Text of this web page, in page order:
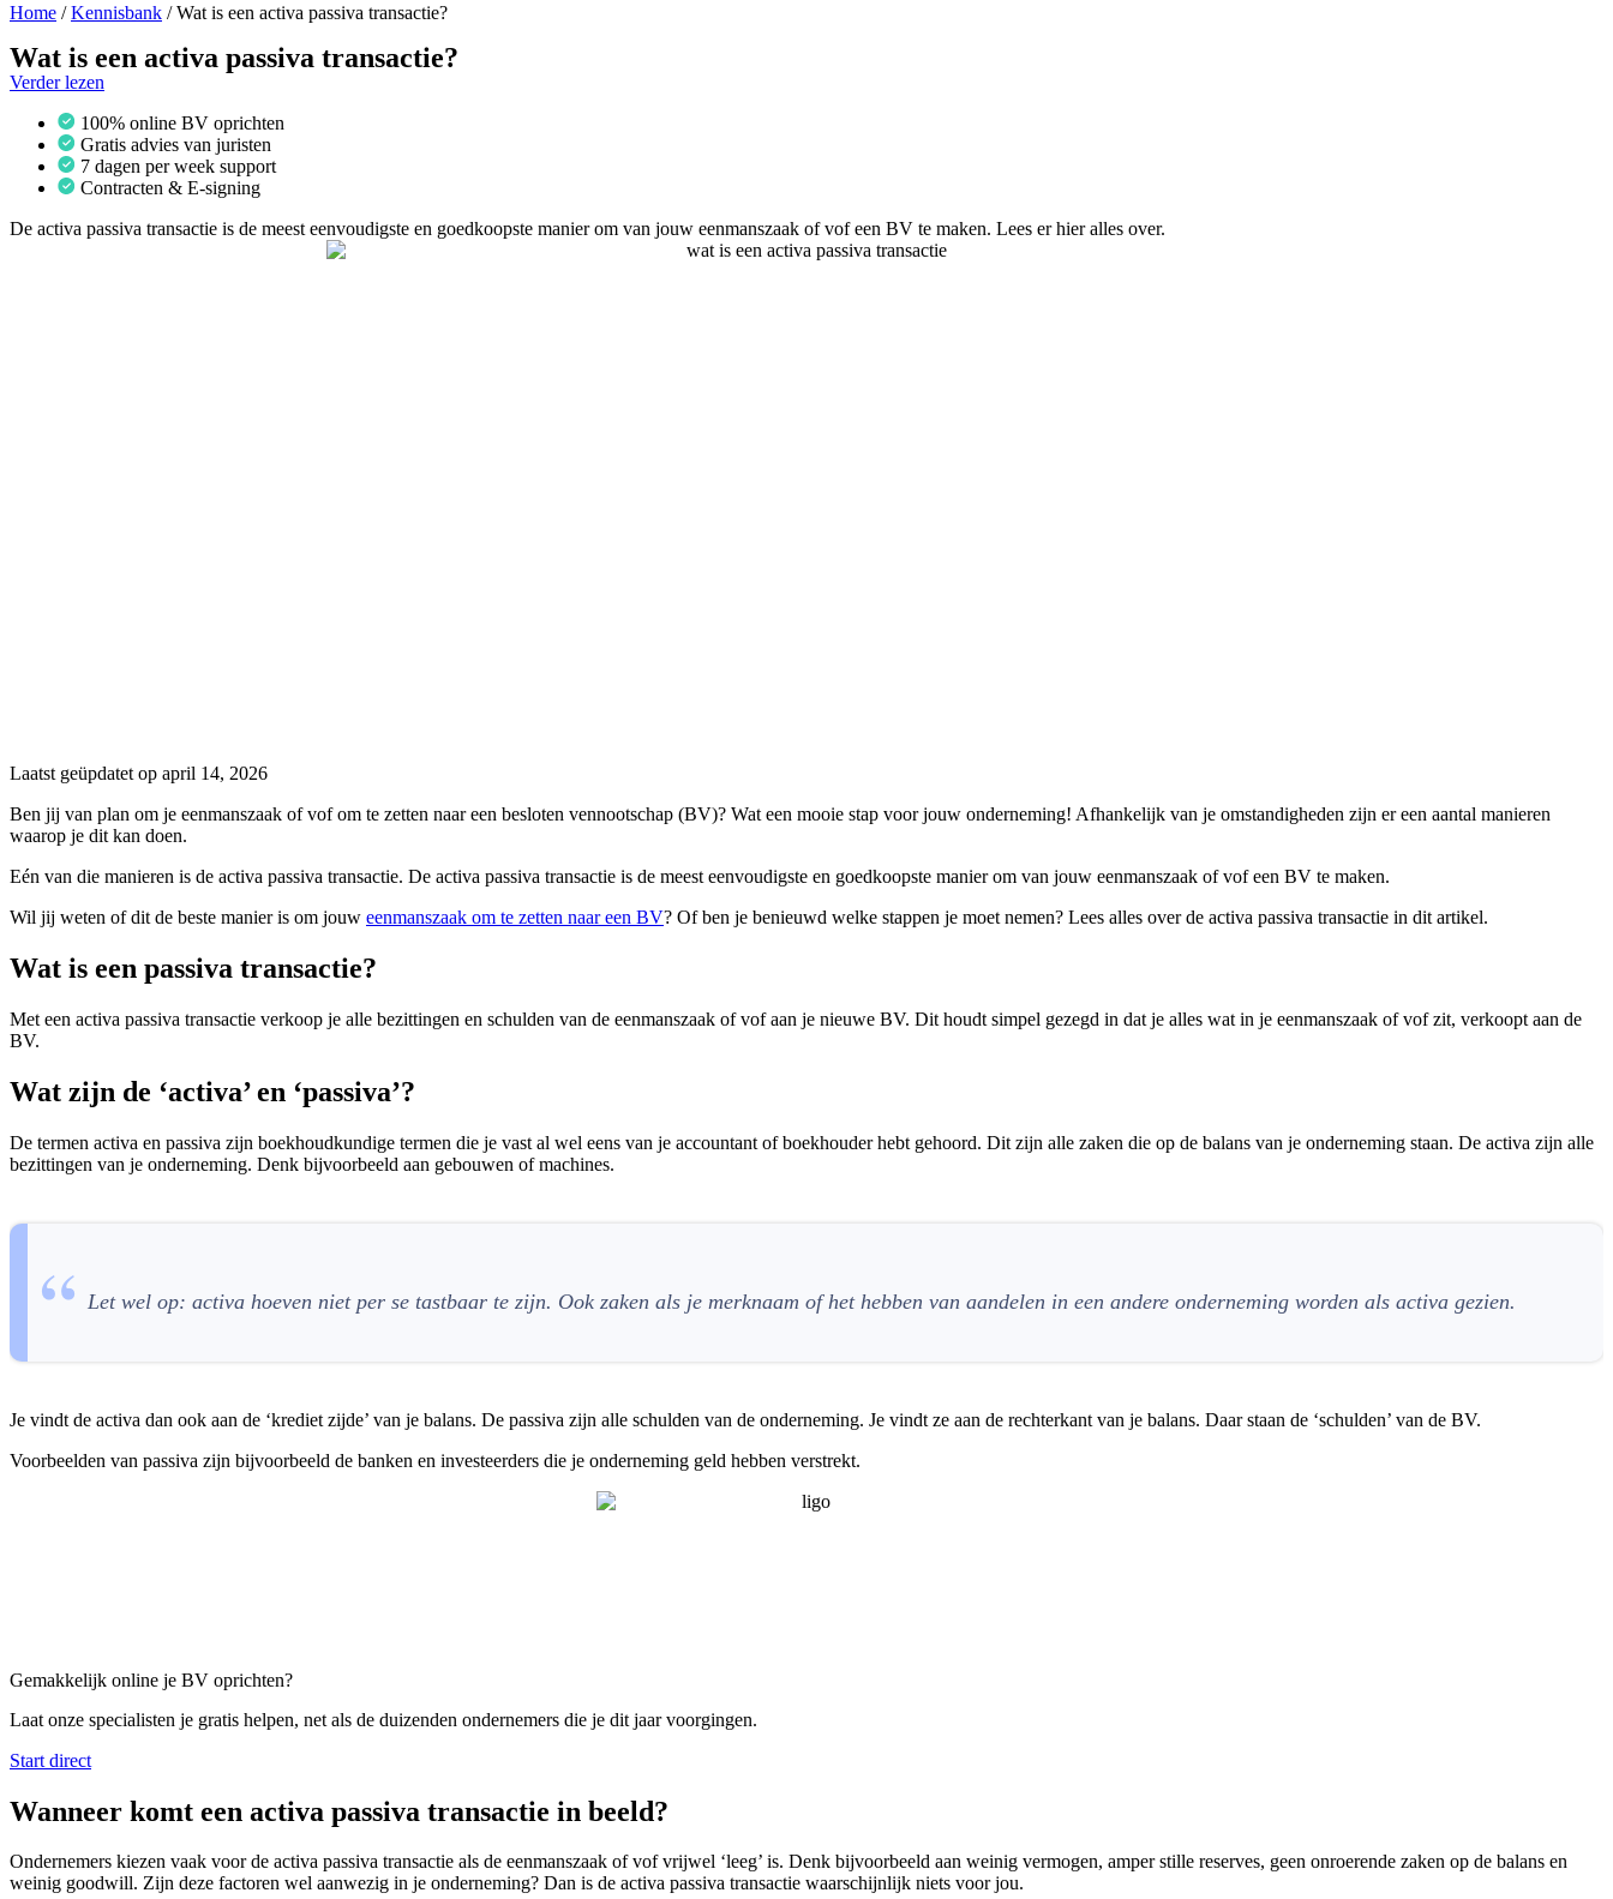
Home /Kennisbank /Wat is een activa passiva transactie?
Wat is een activa passiva transactie?
Verder lezen
100% online BV oprichten
Gratis advies van juristen
7 dagen per week support
Contracten & E-signing
De activa passiva transactie is de meest eenvoudigste en goedkoopste manier om van jouw eenmanszaak of vof een BV te maken. Lees er hier alles over.
Laatst geüpdatet op april 14, 2026
Ben jij van plan om je eenmanszaak of vof om te zetten naar een besloten vennootschap (BV)? Wat een mooie stap voor jouw onderneming! Afhankelijk van je omstandigheden zijn er een aantal manieren
waarop je dit kan doen.
Eén van die manieren is de activa passiva transactie. De activa passiva transactie is de meest eenvoudigste en goedkoopste manier om van jouw eenmanszaak of vof een BV te maken.
Wil jij weten of dit de beste manier is om jouw eenmanszaak om te zetten naar een BV? Of ben je benieuwd welke stappen je moet nemen? Lees alles over de activa passiva transactie in dit artikel.
Wat is een passiva transactie?
Met een activa passiva transactie verkoop je alle bezittingen en schulden van de eenmanszaak of vof aan je nieuwe BV. Dit houdt simpel gezegd in dat je alles wat in je eenmanszaak of vof zit, verkoopt aan de
BV.
Wat zijn de ‘activa’ en ‘passiva’?
De termen activa en passiva zijn boekhoudkundige termen die je vast al wel eens van je accountant of boekhouder hebt gehoord. Dit zijn alle zaken die op de balans van je onderneming staan. De activa zijn alle
bezittingen van je onderneming. Denk bijvoorbeeld aan gebouwen of machines.
Let wel op: activa hoeven niet per se tastbaar te zijn. Ook zaken als je merknaam of het hebben van aandelen in een andere onderneming worden als activa gezien.
Je vindt de activa dan ook aan de ‘krediet zijde’ van je balans. De passiva zijn alle schulden van de onderneming. Je vindt ze aan de rechterkant van je balans. Daar staan de ‘schulden’ van de BV.
Voorbeelden van passiva zijn bijvoorbeeld de banken en investeerders die je onderneming geld hebben verstrekt.
Gemakkelijk online je BV oprichten?
Laat onze specialisten je gratis helpen, net als de duizenden ondernemers die je dit jaar voorgingen.
Start direct
Wanneer komt een activa passiva transactie in beeld?
Ondernemers kiezen vaak voor de activa passiva transactie als de eenmanszaak of vof vrijwel ‘leeg’ is. Denk bijvoorbeeld aan weinig vermogen, amper stille reserves, geen onroerende zaken op de balans en
weinig goodwill. Zijn deze factoren wel aanwezig in je onderneming? Dan is de activa passiva transactie waarschijnlijk niets voor jou.